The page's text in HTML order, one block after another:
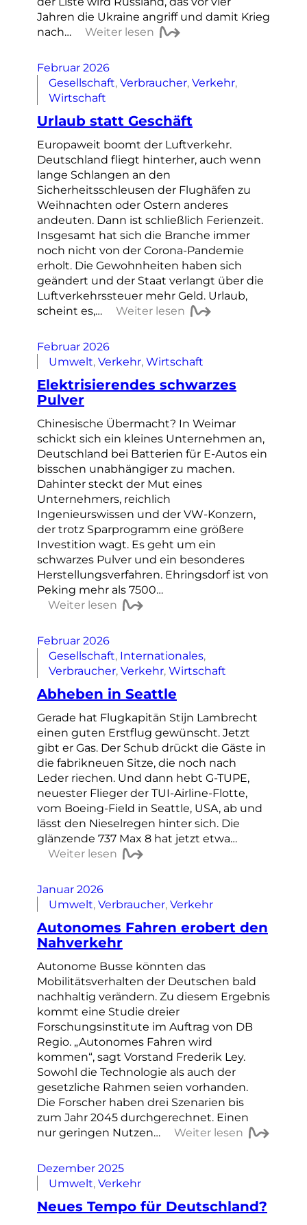
Jahren die Ukraine angriff und damit Krieg
nach…
Weiter lesen
Februar 2026
Gesellschaft, Verbraucher, Verkehr
Wirtschaft
Urlaub statt Geschäft
Europaweit boomt der Luftverkehr.
Deutschland fliegt hinterher, auch wenn
lange Schlangen an den
Sicherheitsschleusen der Flughäfen zu
Weihnachten oder Ostern anderes
andeuten. Dann ist schließlich Ferienzeit.
Insgesamt hat sich die Branche immer
noch nicht von der Corona-Pandemie
erholt. Die Gewohnheiten haben sich
geändert und der Staat verlangt über die
Luftverkehrssteuer mehr Geld. Urlaub,
scheint es,…
Weiter lesen
Februar 2026
Umwelt, Verkehr, Wirtschaft
Elektrisierendes schwarzes
Pulver
Chinesische Übermacht? In Weimar
schickt sich ein kleines Unternehmen an,
Deutschland bei Batterien für E-Autos ein
bisschen unabhängiger zu machen.
Dahinter steckt der Mut eines
Unternehmers, reichlich
Ingenieurswissen und der VW-Konzern,
der trotz Sparprogramm eine größere
Investition wagt. Es geht um ein
schwarzes Pulver und ein besonderes
Herstellungsverfahren. Ehringsdorf ist von
Peking mehr als 7500…
Weiter lesen
Februar 2026
Gesellschaft, Internationales
Verbraucher, Verkehr, Wirtschaft
Abheben in Seattle
Gerade hat Flugkapitän Stijn Lambrecht
einen guten Erstflug gewünscht. Jetzt
gibt er Gas. Der Schub drückt die Gäste in
die fabrikneuen Sitze, die noch nach
Leder riechen. Und dann hebt G-TUPE,
neuester Flieger der TUI-Airline-Flotte,
vom Boeing-Field in Seattle, USA, ab und
lässt den Nieselregen hinter sich. Die
glänzende 737 Max 8 hat jetzt etwa…
Weiter lesen
Januar 2026
Umwelt, Verbraucher, Verkehr
Autonomes Fahren erobert den
Nahverkehr
Autonome Busse könnten das
Mobilitätsverhalten der Deutschen bald
nachhaltig verändern. Zu diesem Ergebnis
kommt eine Studie dreier
Forschungsinstitute im Auftrag von DB
Regio. „Autonomes Fahren wird
kommen“, sagt Vorstand Frederik Ley.
Sowohl die Technologie als auch der
gesetzliche Rahmen seien vorhanden.
Die Forscher haben drei Szenarien bis
zum Jahr 2045 durchgerechnet. Einen
nur geringen Nutzen…
Weiter lesen
Dezember 2025
Umwelt, Verkehr
Neues Tempo für Deutschland?